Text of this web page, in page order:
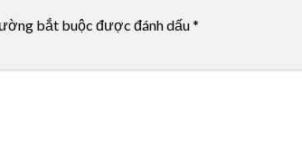
bắt buộc được đánh dấu*